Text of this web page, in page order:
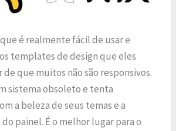
é realmente fácil de usar e
templates de design que eles
que muitos não são responsivos.
sistema obsoleto e tenta
a beleza de seus temas e a
painel. É o melhor lugar para o